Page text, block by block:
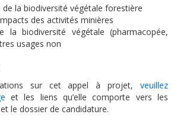
la biodiversité végétale forestière
des activités minières
la biodiversité végétale (pharmacopée,
usages non
sur cet appel à projet, veuillez
et les liens qu’elle comporte vers les
le dossier de candidature.